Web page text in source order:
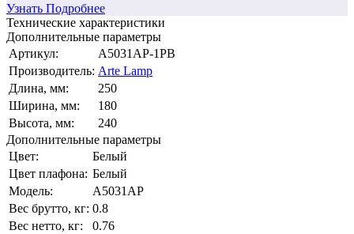
Узнать Подробнее
Технические характеристики
Дополнительные параметры
Артикул:
A5031AP-1PB
Производитель: Arte Lamp
Длина, мм:
250
Ширина, мм:
180
Высота, мм:
240
Дополнительные параметры
Цвет:
Белый
Цвет плафона: Белый
Модель:
A5031AP
Вес брутто, кг: 0.8
Вес нетто, кг:
0.76